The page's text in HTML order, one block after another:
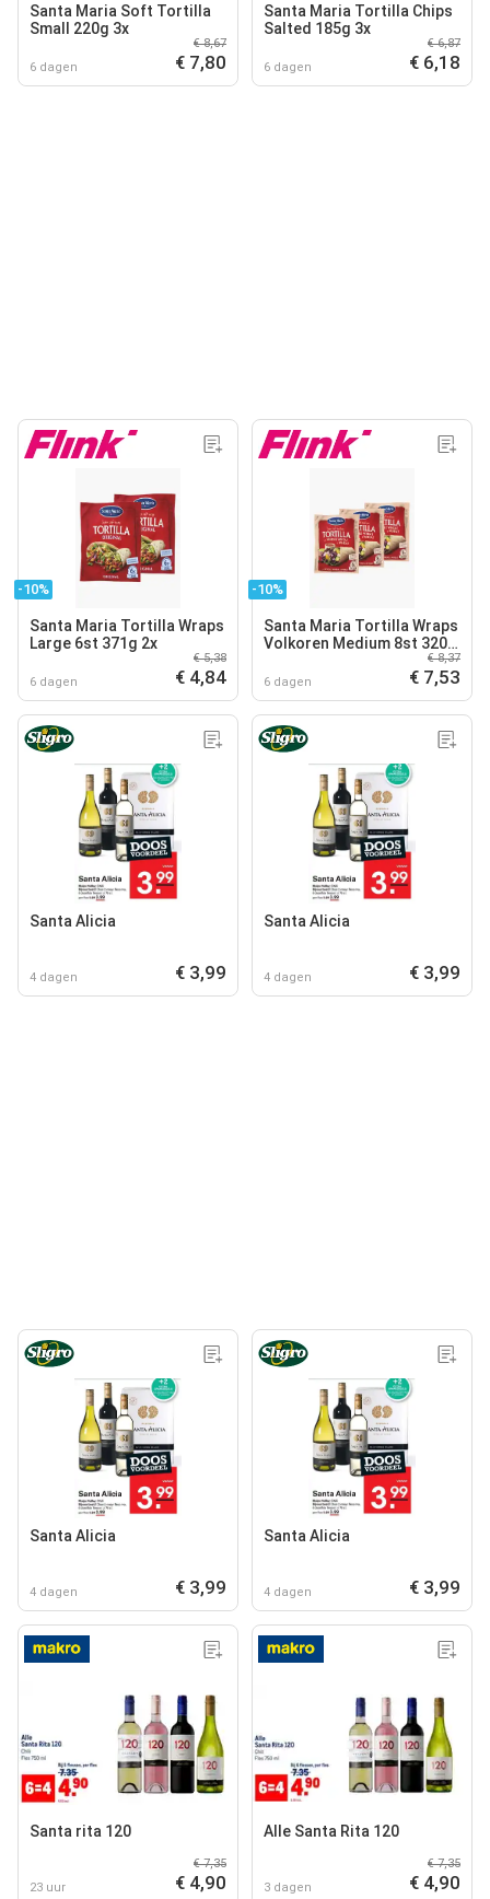
Santa Maria Soft Tortilla
Small 220g 3x
6 dagen
€ 8,67
€ 7,80
Santa Maria Tortilla Chips
Salted 185g 3x
6 dagen
€ 6,87
€ 6,18
-10%
Santa Maria Tortilla Wraps
Large 6st 371g 2x
6 dagen
€ 5,38
€ 4,84
-10%
Santa Maria Tortilla Wraps
Volkoren Medium 8st 320g
6 dagen
€ 8,37
€ 7,53
Santa Alicia
4 dagen € 3,99
Santa Alicia
4 dagen € 3,99
Santa Alicia
4 dagen € 3,99
Santa Alicia
4 dagen € 3,99
Santa rita 120
23 uur
€ 7,35
€ 4,90
Alle Santa Rita 120
3 dagen
€ 7,35
€ 4,90